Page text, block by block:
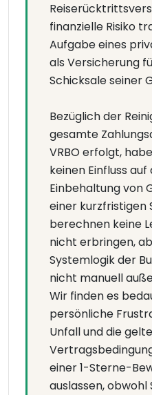
finanzielle Risiko
Aufgabe eines
als Versicherung
Schicksale seiner
Bezüglich der
gesamte
VRBO erfolgt,
keinen Einfluss
Einbehaltung von
einer kurzfristigen
berechnen keine
nicht erbringen,
Systemlogik der
nicht manuell
Wir finden es
persönliche
Unfall und die
einer 1-Sterne-
auslassen, obwohl